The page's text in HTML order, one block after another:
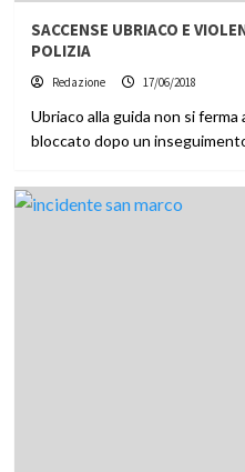
SACCENSE UBRIACO E
POLIZIA
Redazione 17/06/2018
Ubriaco alla guida non si
bloccato dopo un